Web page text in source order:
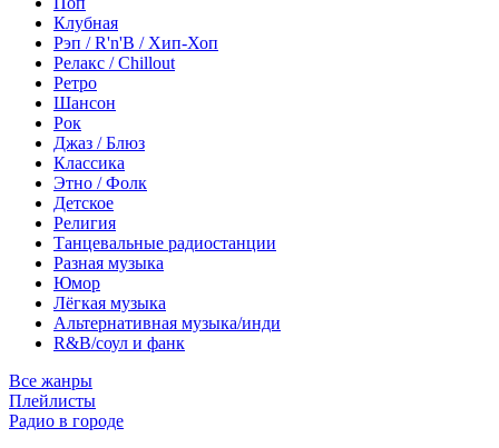
Клубная
Рэп / R'n'B / Хип-Хоп
Релакс / Chillout
Ретро
Шансон
Рок
Джаз / Блюз
Классика
Этно / Фолк
Детское
Религия
Танцевальные радиостанции
Разная музыка
Юмор
Лёгкая музыка
Альтернативная музыка/инди
R&B/cоул и фанк
Все жанры
Плейлисты
Радио в городе